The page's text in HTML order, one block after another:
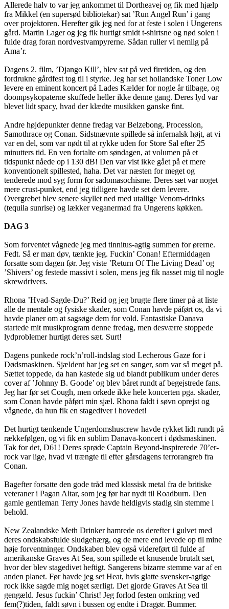
Allerede halv to var jeg ankommet til Dortheavej og fik med hjælp
fra Mikkel (en supersød bibliotekar) sat ’Run Angel Run’ i gang
over projektoren. Herefter gik jeg ned for at feste i solen i Ungerens
gård. Martin Lager og jeg fik hurtigt smidt t-shirtsne og nød solen i
fulde drag foran nordvestvampyrerne. Sådan ruller vi nemlig på
Ama’r.
Dagens 2. film, ’Django Kill’, blev sat på ved firetiden, og den
fordrukne gårdfest tog til i styrke. Jeg har set hollandske Toner Low
levere en eminent koncert på Lades Kælder for nogle år tilbage, og
doompsykopaterne skuffede heller ikke denne gang. Deres lyd var
blevet lidt spacy, hvad der klædte musikken ganske fint.
Andre højdepunkter denne fredag var Belzebong, Procession,
Samothrace og Conan. Sidstnævnte spillede så infernalsk højt, at vi
var en del, som var nødt til at rykke uden for Store Sal efter 25
minutters tid. En ven fortalte om søndagen, at volumen på et
tidspunkt nåede op i 130 dB! Den var vist ikke gået på et mere
konventionelt spillested, haha. Det var næsten for meget og
tenderede mod syg form for sadomasochisme. Deres sæt var noget
mere crust-punket, end jeg tidligere havde set dem levere.
Overgrebet blev senere skyllet ned med utallige Venom-drinks
(tequila sunrise) og lækker veganermad fra Ungerens køkken.
DAG 3
Som forventet vågnede jeg med tinnitus-agtig summen for ørerne.
Fedt. Så er man døv, tænkte jeg. Fuckin’ Conan! Eftermiddagen
forsatte som dagen før. Jeg viste ’Return Of The Living Dead’ og
’Shivers’ og festede massivt i solen, mens jeg fik nasset mig til nogle
skrewdrivers.
Rhona ’Hvad-Sagde-Du?’ Reid og jeg brugte flere timer på at liste
alle de mentale og fysiske skader, som Conan havde påført os, da vi
havde planer om at sagsøge dem for vold. Fantastiske Danava
startede mit musikprogram denne fredag, men desværre stoppede
lydproblemer hurtigt deres sæt. Surt!
Dagens punkede rock’n’roll-indslag stod Lecherous Gaze for i
Dødsmaskinen. Sjældent har jeg set en sanger, som var så meget på.
Sættet toppede, da han kastede sig ud blandt publikum under deres
cover af ’Johnny B. Goode’ og blev båret rundt af begejstrede fans.
Jeg har før set Cough, men orkede ikke hele koncerten pga. skader,
som Conan havde påført min sjæl. Rhona faldt i søvn oprejst og
vågnede, da hun fik en stagediver i hovedet!
Det hurtigt tænkende Ungerdomshuscrew havde rykket lidt rundt på
rækkefølgen, og vi fik en sublim Danava-koncert i dødsmaskinen.
Tak for det, D61! Deres sprøde Captain Beyond-inspirerede 70’er-
rock var lige, hvad vi trængte til efter gårsdagens terrorangreb fra
Conan.
Bagefter forsatte den gode tråd med klassisk metal fra de britiske
veteraner i Pagan Altar, som jeg før har nydt til Roadburn. Den
gamle gentleman Terry Jones havde heldigvis stadig sin stemme i
behold.
New Zealandske Meth Drinker hamrede os derefter i gulvet med
deres ondskabsfulde sludgehærg, og de mere end levede op til mine
høje forventninger. Ondskaben blev også videreført til fulde af
amerikanske Graves At Sea, som spillede et knusende brutalt sæt,
hvor der blev stagedivet heftigt. Sangerens bizarre stemme var af en
anden planet. Før havde jeg set Heat, hvis glatte svensker-agtige
rock ikke sagde mig noget særligt. Det gjorde Graves At Sea til
gengæld. Jesus fuckin’ Christ! Jeg forlod festen omkring ved
fem(?)tiden, faldt søvn i bussen og endte i Dragør. Bummer.